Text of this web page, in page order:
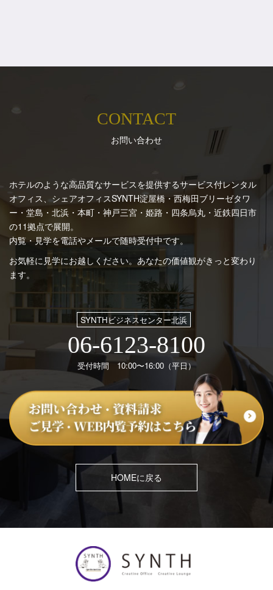
CONTACT
お問い合わせ
ホテルのような高品質なサービスを提供するサービス付レンタル
オフィス、シェアオフィスSYNTH淀屋橋・西梅田ブリーゼタワ
ー・堂島・北浜・本町・神戸三宮・姫路・四条烏丸・近鉄四日市
の11拠点で展開。
内覧・見学を電話やメールで随時受付中です。
お気軽に見学にお越しください。あなたの価値観がきっと変わり
ます。
SYNTHビジネスセンター北浜
06-6123-8100
受付時間 10:00〜16:00（平日）
HOMEに戻る